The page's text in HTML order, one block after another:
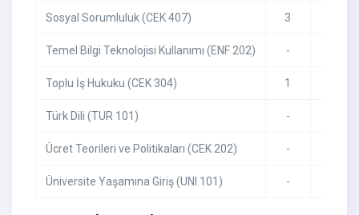
Sosyal Sorumluluk (CEK 407) 3
Temel Bilgi Teknolojisi Kullanımı (ENF 202) -
Toplu İş Hukuku (CEK 304) 1
Türk Dili (TUR 101) -
Ücret Teorileri ve Politikaları (CEK 202) -
Üniversite Yaşamına Giriş (UNI 101) -